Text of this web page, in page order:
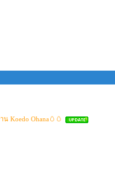
Koedo Ohana🥚🥚